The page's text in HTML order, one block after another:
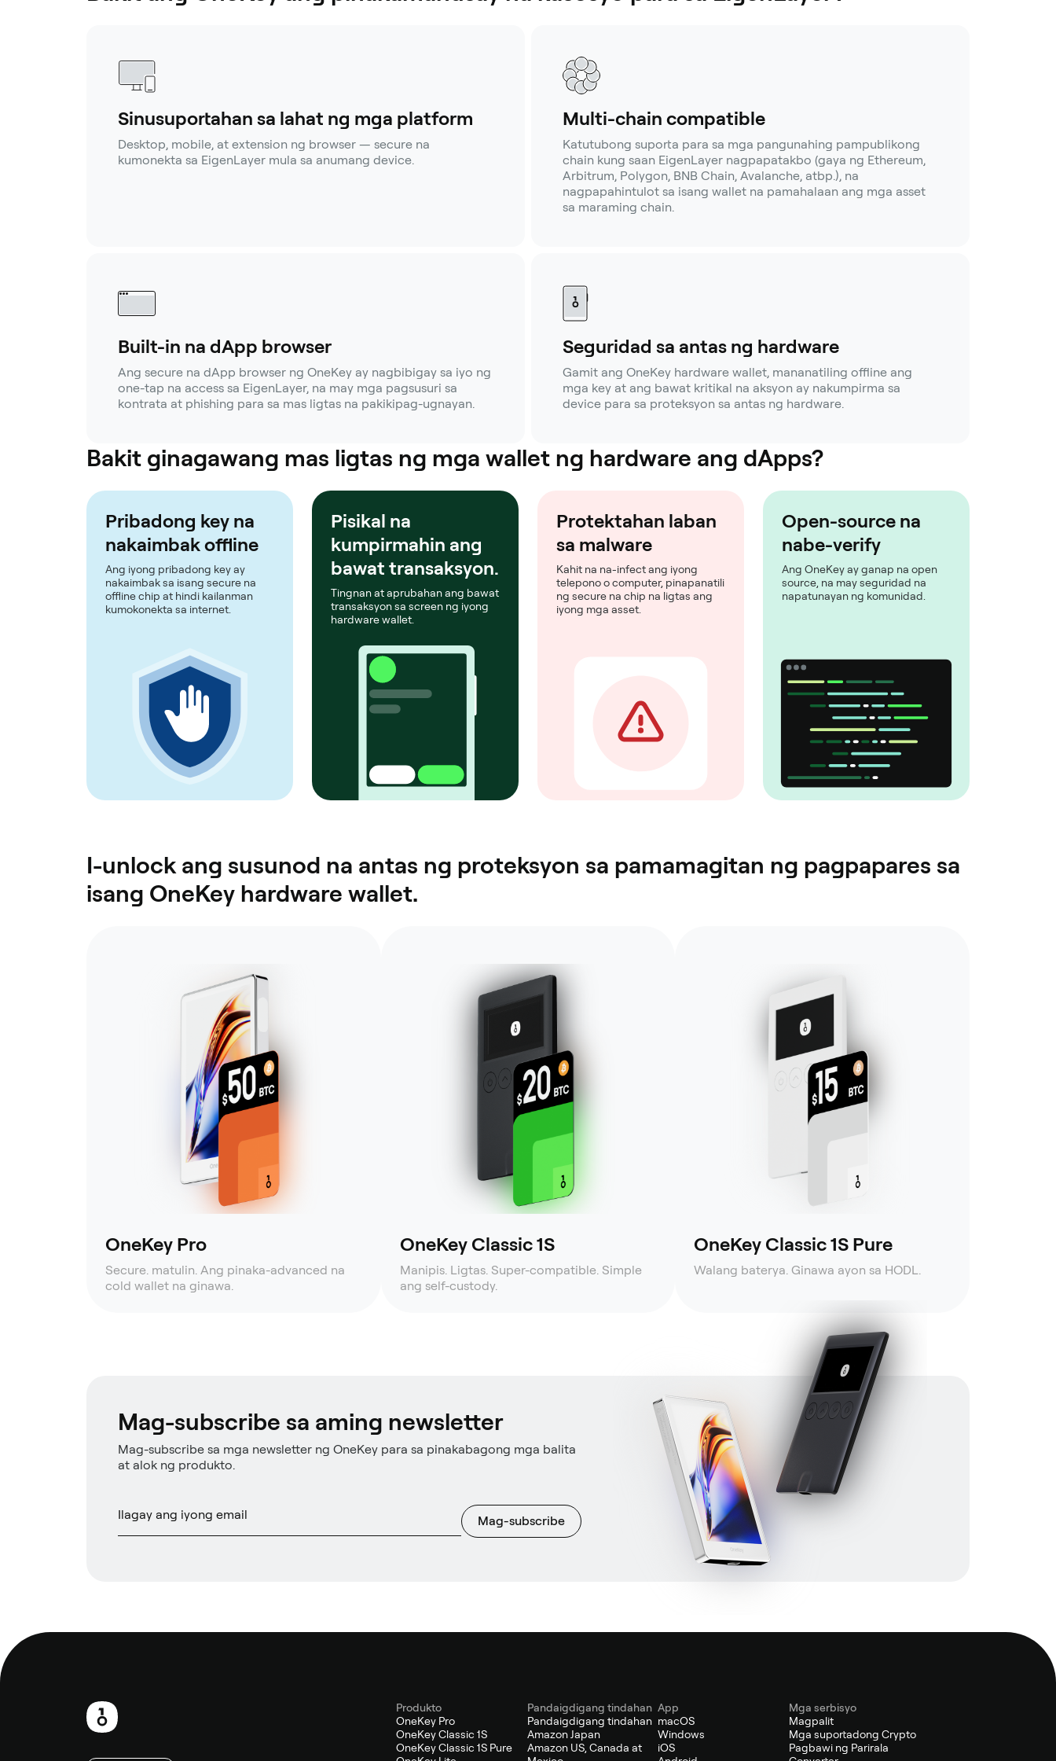
Sinusuportahan sa lahat ng mga platform
Desktop, mobile, at extension ng browser — secure na
kumonekta sa EigenLayer mula sa anumang device.
Multi-chain compatible
Katutubong suporta para sa mga pangunahing pampublikong
chain kung saan EigenLayer nagpapatakbo (gaya ng Ethereum,
Arbitrum, Polygon, BNB Chain, Avalanche, atbp.), na
nagpapahintulot sa isang wallet na pamahalaan ang mga asset
sa maraming chain.
Built-in na dApp browser
Ang secure na dApp browser ng OneKey ay nagbibigay sa iyo ng
one-tap na access sa EigenLayer, na may mga pagsusuri sa
kontrata at phishing para sa mas ligtas na pakikipag-ugnayan.
Seguridad sa antas ng hardware
Gamit ang OneKey hardware wallet, mananatiling offline ang
mga key at ang bawat kritikal na aksyon ay nakumpirma sa
device para sa proteksyon sa antas ng hardware.
Bakit ginagawang mas ligtas ng mga wallet ng hardware ang dApps?
Pribadong key na
nakaimbak offline
Ang iyong pribadong key ay
nakaimbak sa isang secure na
offline chip at hindi kailanman
kumokonekta sa internet.
Pisikal na
kumpirmahin ang
bawat transaksyon.
Tingnan at aprubahan ang bawat
transaksyon sa screen ng iyong
hardware wallet.
Protektahan laban
sa malware
Kahit na na-infect ang iyong
telepono o computer, pinapanatili
ng secure na chip na ligtas ang
iyong mga asset.
Open-source na
nabe-verify
Ang OneKey ay ganap na open
source, na may seguridad na
napatunayan ng komunidad.
I-unlock ang susunod na antas ng proteksyon sa pamamagitan ng pagpapares sa
isang OneKey hardware wallet.
OneKey Pro
Secure. matulin. Ang pinaka-advanced na
cold wallet na ginawa.
OneKey Classic 1S
Manipis. Ligtas. Super-compatible. Simple
ang self-custody.
OneKey Classic 1S Pure
Walang baterya. Ginawa ayon sa HODL.
Mag-subscribe sa aming newsletter
Mag-subscribe sa mga newsletter ng OneKey para sa pinakabagong mga balita
at alok ng produkto.
Mag-subscribe
Produkto
OneKey Pro
OneKey Classic 1S
OneKey Classic 1S Pure
Pandaigdigang tindahan
Pandaigdigang tindahan
Amazon Japan
Amazon US, Canada at
App
macOS
Windows
iOS
Mga serbisyo
Magpalit
Mga suportadong Crypto
Pagbawi ng Parirala